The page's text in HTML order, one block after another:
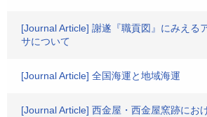
[Journal Article] 謝遂『職貢図』にみえる
サについて
[Journal Article] 全国海運と地域海運
[Journal Article] 西金屋・西金屋窯跡にお